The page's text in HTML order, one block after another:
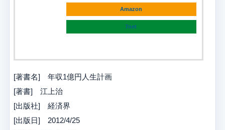
Amazon
7net
[著書名] 年収1億円人生計画
[著書] 江上治
[出版社] 経済界
[出版日] 2012/4/25